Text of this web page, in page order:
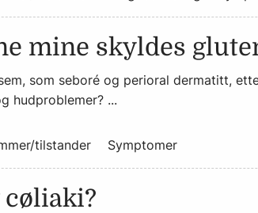
mine skyldes
som seboré og perioral dermatitt,
hudproblemer? ...
tilstander Symptomer
cøliaki?